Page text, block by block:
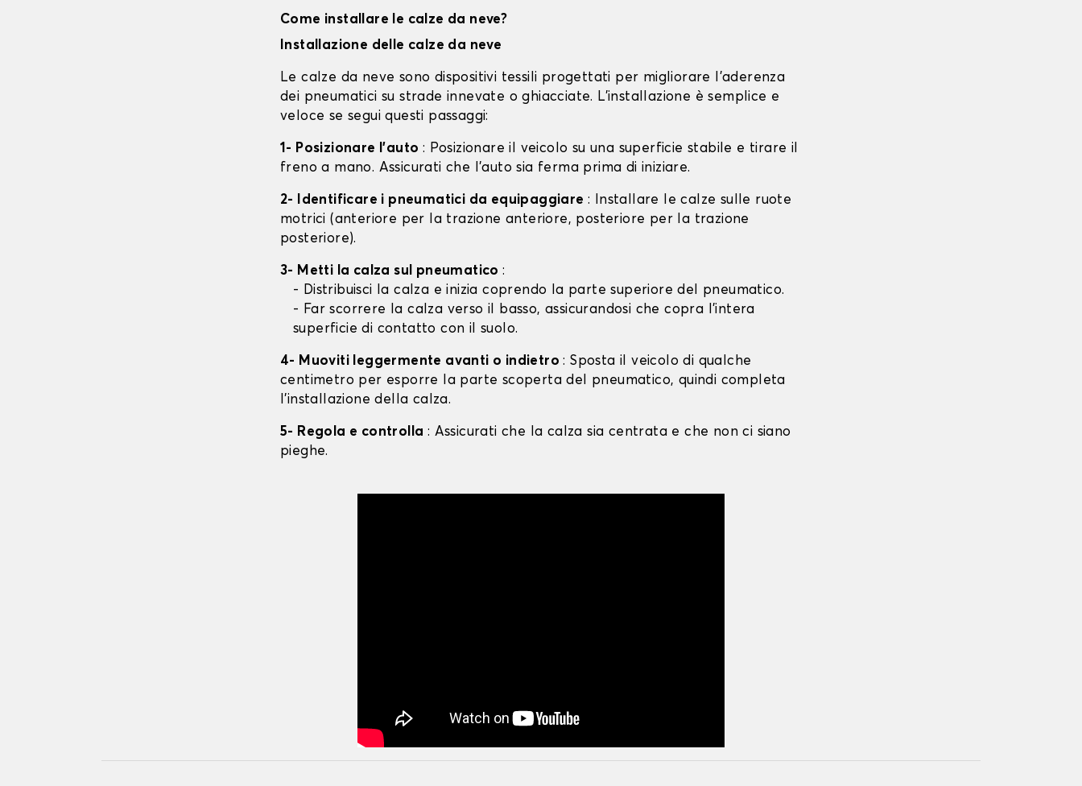
Come installare le calze da neve?
Installazione delle calze da neve
Le calze da neve sono dispositivi tessili progettati per migliorare l'aderenza
dei pneumatici su strade innevate o ghiacciate. L'installazione è semplice e
veloce se segui questi passaggi:
1- Posizionare l'auto : Posizionare il veicolo su una superficie stabile e tirare il
freno a mano. Assicurati che l'auto sia ferma prima di iniziare.
2- Identificare i pneumatici da equipaggiare : Installare le calze sulle ruote
motrici (anteriore per la trazione anteriore, posteriore per la trazione
posteriore).
3- Metti la calza sul pneumatico:
- Distribuisci la calza e inizia coprendo la parte superiore del pneumatico.
- Far scorrere la calza verso il basso, assicurandosi che copra l'intera
superficie di contatto con il suolo.
4- Muoviti leggermente avanti o indietro: Sposta il veicolo di qualche
centimetro per esporre la parte scoperta del pneumatico, quindi completa
l'installazione della calza.
5- Regola e controlla : Assicurati che la calza sia centrata e che non ci siano
pieghe.